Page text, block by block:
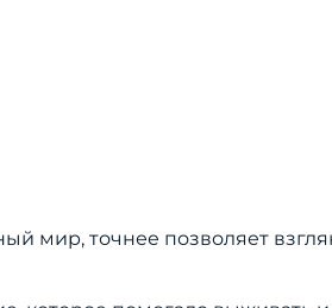
мир, точнее позволяет